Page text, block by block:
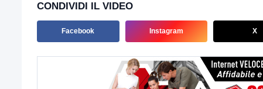
CONDIVIDI IL VIDEO
Facebook Instagram X